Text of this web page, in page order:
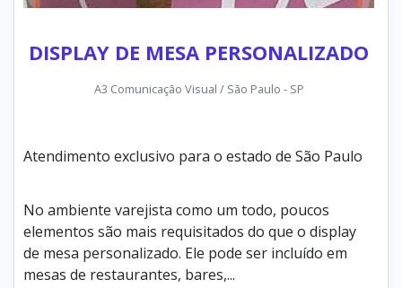
DISPLAY DE MESA PERSONALIZADO
A3 Comunicação Visual / São Paulo - SP
Atendimento exclusivo para o estado de São Paulo
No ambiente varejista como um todo, poucos
elementos são mais requisitados do que o display
de mesa personalizado. Ele pode ser incluído em
mesas de restaurantes, bares,...